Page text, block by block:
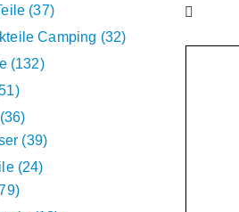
37
Camping
32
132
36
39
24